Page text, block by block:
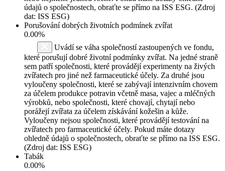
údajů o společnostech, obraťte se přímo na ISS ESG. (Zdroj
dat: ISS ESG)
Porušování dobrých životních podmínek zvířat
0.00%
Uvádí se váha společností zastoupených ve fondu,
které porušují dobré životní podmínky zvířat. Na jedné straně
sem patří společnosti, které provádějí experimenty na živých
zvířatech pro jiné než farmaceutické účely. Za druhé jsou
vyloučeny společnosti, které se zabývají intenzivním chovem
za účelem produkce potravin včetně masa, vajec a mléčných
výrobků, nebo společnosti, které chovají, chytají nebo
porážejí zvířata za účelem získávání kožešin a kůže.
Vyloučeny nejsou společnosti, které provádějí testování na
zvířatech pro farmaceutické účely. Pokud máte dotazy
ohledně údajů o společnostech, obraťte se přímo na ISS ESG.
(Zdroj dat: ISS ESG)
Tabák
0.00%